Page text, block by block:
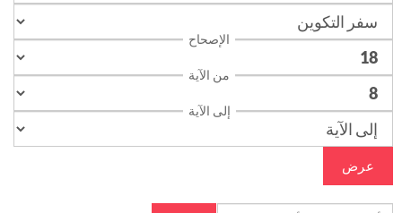
الإصحاح
من الآية
إلى الآية
عرض